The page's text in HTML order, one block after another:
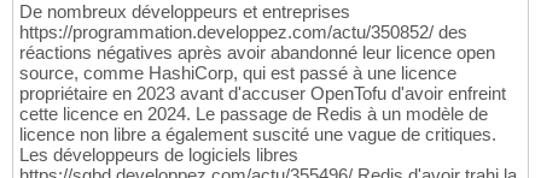
De nombreux développeurs et entreprises
https://programmation.developpez.com/actu/350852/ des
réactions négatives après avoir abandonné leur licence open
source, comme HashiCorp, qui est passé à une licence
propriétaire en 2023 avant d'accuser OpenTofu d'avoir enfreint
cette licence en 2024. Le passage de Redis à un modèle de
licence non libre a également suscité une vague de critiques.
Les développeurs de logiciels libres